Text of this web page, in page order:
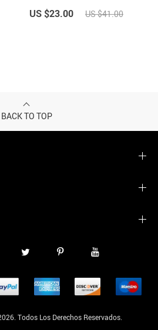
US $23.00 US $41.00
BACK TO TOP
Todos Los Derechos Reservados.